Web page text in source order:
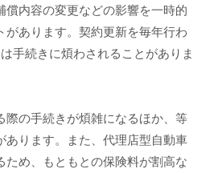
償内容の変更などの影響を一時的
があります。契約更新を毎年行わ
手続きに煩わされることがありま
際の手続きが煩雑になるほか、等
あります。また、代理店型自動車
め、もともとの保険料が割高な